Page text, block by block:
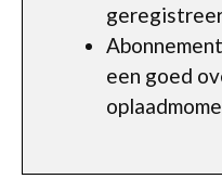
een goed